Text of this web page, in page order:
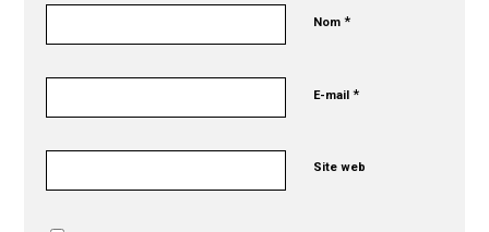
Nom*
E-mail*
Site web